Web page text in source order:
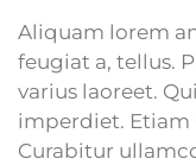
Aliquam lorem
feugiat a, tellus.
varius laoreet.
imperdiet. Etiam
Curabitur